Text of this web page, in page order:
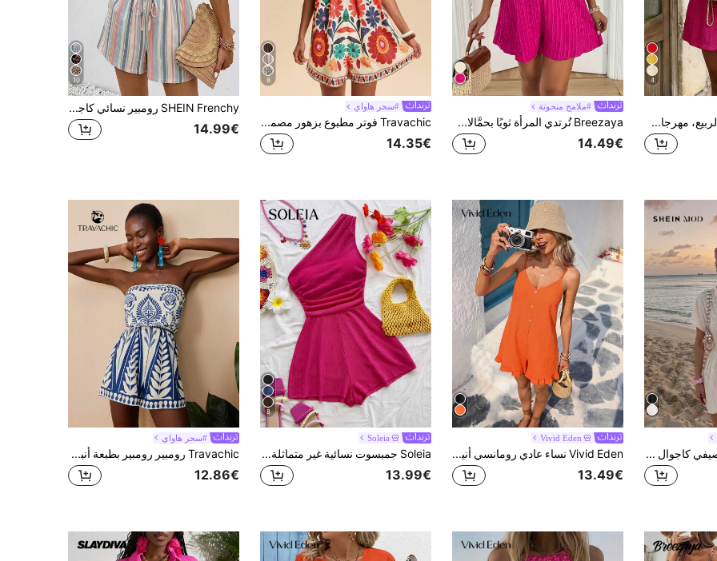
4
Slaydiva جديد بداية الربيع، مهرجان الموسيقى في الربيع والصيف، عيد الحب، عيد الفصح، كاجوال، أسلوب بسيط وأساسي، Y2K شارع حلو، العناصر الأكثر مبيعًا، موعد يومي، أسلوب الفتاة الساخنة، مثير، أسلوب رياضي وأنيق، أسلوب السترة، بنطلون بياقة U وساق واسعة، بنطلون قصير جدًا، تصميم رقعة الوجه، جمبسوت أحمر، شورت، جمبسوت نسائي -A
#ملامح منحوتة
Breezaya تُرتدي المرأة ثوبًا بحمَّالات كتف وخصر برباط وحاشية مزيَّنة بالكشكشة
14.49€
8
#سحر هاواي
Travachic فوتر مطبوع بزهور مصمم بشكل فضفاض للنساء ، فستان طويل مطبوع منسوج للنساء ، بأسلوب بسيط و أنيق ، مناسب للصيف ، إطلالة العطلة ، مطبوع بشكل معماري ، إطلالات كاجوال صيفية للأجازات ، إطلالات شاطئية بوهيمية ، أسلوب بوهو شيك ، إطلالة حفلة ريفية ، إطلالات احتفالات الأعياد ، إطلالات شاطئية للمرأة ، إطلالات صيفية للنساء ، إطلالة التخرج ، أسلوب المال القديم للمرأة ، إطلالة صيفية ، عيد الأم ، إطلالة التخرج ، إطلالة الأم والابنة
14.35€
10
SHEIN Frenchy رومبير نسائي كاجوال بتصميم بسيط عتيق أنيق متعدد الاستخدامات مريح بألوان مخططة وحمالات رفيعة وقصة فضفاضة مع عقدة ربط، ملابس تنقل نسائية، ملابس شاطئ، ملابس عطلة، ملابس صيفية نسائية
14.99€
SHEIN MOD رومبر صيفي كاجوال بلون موحد للنساء
Vivid Eden
Vivid Eden نساء عادي رومانسي أنيق بسيط فستان شاطئ عطلة فضفاض بلا أكمام جمبسوت، فستان برتقالي للنساء، ملابس ربيعية للنساء، ملابس مهرجان للنساء، ملابس عيد الفصح للنساء، بذلات أنيقة للنساء، بذلات عادية للنساء، طراز ريفي للنساء، ملابس حفلات الموسيقى الريفية، ملابس طراز ريفي للنساء، ملابس رياضية عادية للنساء، فساتين رومبر للنساء ملابس صيفية للنساء ملابس عطلة للنساء فستان عادي رومبر صيفي للنساء
13.49€
8
Soleia
Soleia جمبسوت نسائية غير متماثلة الكتف، مناسبة للعطلات الصيفية، الغداء، عيد الأم، التخرج، الكنيسة، الشاطئ، مهرجان الموسيقى، المطار، وتناول الشاي بعد الظهر
13.99€
#سحر هاواي
Travachic رومبير رومبير بطبعة أنبوبية الرقبة، صيفي، أزياء صيفية للسيدات، ملابس شاطئية، ملابس شاطئية للمرأة، أزياء عطلات النساء، مريحة، منسابة، بذلات قصيرة للمرأة'
12.86€